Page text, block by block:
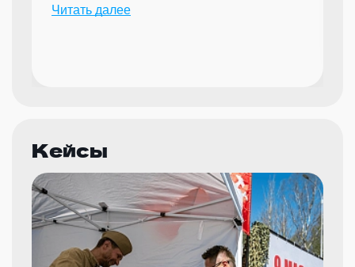
мероприятий.
Читать далее
Кейсы